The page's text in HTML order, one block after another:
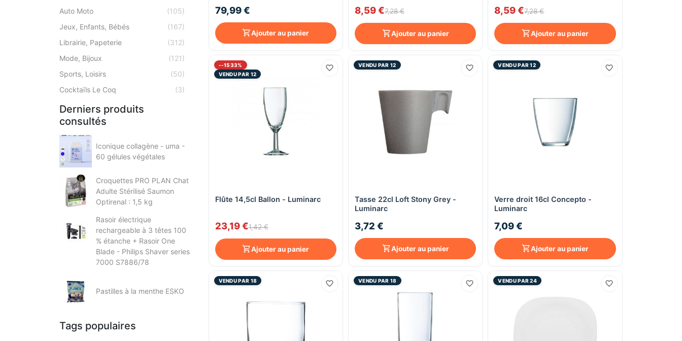
Auto Moto
(105)
Jeux, Enfants, Bébés
(167)
Librairie, Papeterie
(312)
Mode, Bijoux
(121)
Sports, Loisirs
(50)
Cocktaïls Le Coq
(3)
Derniers produits
consultés
Iconique collagène - uma -
60 gélules végétales
Croquettes PRO PLAN Chat
Adulte Stérilisé Saumon
Optirenal : 1,5 kg
Rasoir électrique
rechargeable à 3 têtes 100
% étanche + Rasoir One
Blade - Philips Shaver series
7000 S7886/78
Pastilles à la menthe ESKO
Tags populaires
79,99 €
Ajouter au panier
8,59 €7,28 €
Ajouter au panier
8,59 €7,28 €
Ajouter au panier
--1533%
VENDU PAR 12
Aperçu rapide
Flûte 14,5cl Ballon - Luminarc
23,19 €1,42 €
Ajouter au panier
VENDU PAR 12
Aperçu rapide
Tasse 22cl Loft Stony Grey -
Luminarc
3,72 €
Ajouter au panier
VENDU PAR 12
Aperçu rapide
Verre droit 16cl Concepto -
Luminarc
7,09 €
Ajouter au panier
VENDU PAR 18 VENDU PAR 18 VENDU PAR 24